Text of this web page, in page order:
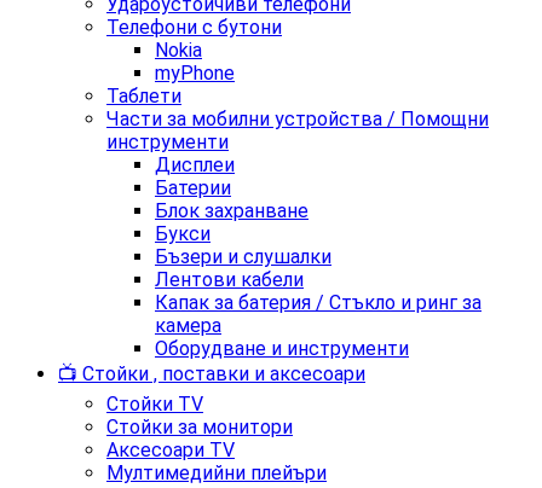
Телефони с бутони
Nokia
myPhone
Таблети
Части за мобилни устройства / Помощни
инструменти
Дисплеи
Батерии
Блок захранване
Букси
Бъзери и слушалки
Лентови кабели
Капак за батерия / Стъкло и ринг за
камера
Оборудване и инструменти
📺 Стойки , поставки и аксесоари
Стойки TV
Стойки за монитори
Аксесоари TV
Мултимедийни плейъри